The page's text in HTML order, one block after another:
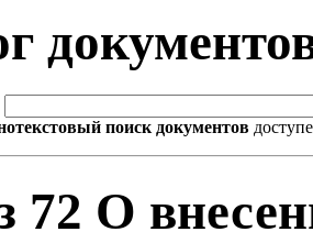
поиск документов
72 О